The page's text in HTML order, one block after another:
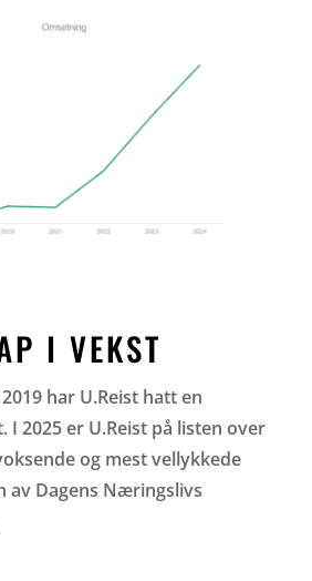
I VEKST
har U.Reist hatt en
I 2025 er U.Reist på listen over
og mest vellykkede
av Dagens Næringslivs